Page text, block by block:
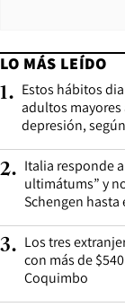
LO MÁS LEÍDO
1. Estos hábitos
adultos
depresión,
2. Italia responde
ultimátums” y
Schengen hasta
3. Los tres
con más de
Coquimbo